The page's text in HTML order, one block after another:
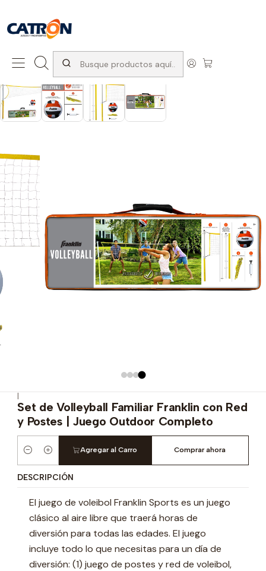
Inicio Productos
Outdoor Completo
|
Set de Volleyball Familiar Franklin con Red
y Postes | Juego Outdoor Completo
Cantidad
Agregar al Carro Comprar ahora
DESCRIPCIÓN
El juego de voleibol Franklin Sports es un juego
clásico al aire libre que traerá horas de
diversión para todas las edades. El juego
incluye todo lo que necesitas para un día de
diversión: (1) juego de postes y red de voleibol,